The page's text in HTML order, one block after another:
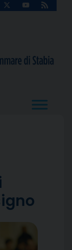
X
YouTube
Feed